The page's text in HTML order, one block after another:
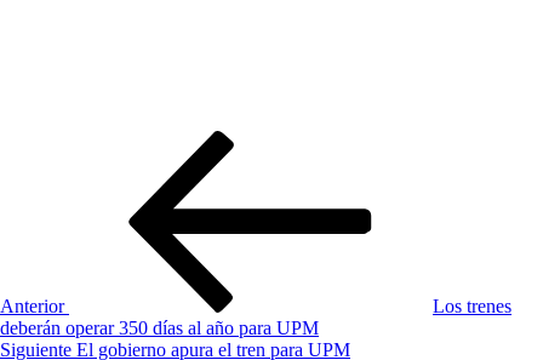
Anterior
Los trenes
deberán operar 350 días al año para UPM
Siguiente
Siguiente El gobierno apura el tren para UPM